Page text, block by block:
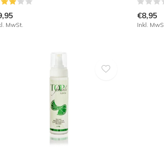
MwSt.
€8,95
Inkl.